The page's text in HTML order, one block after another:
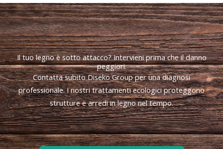
Il tuo legno è sotto attacco? Intervieni prima che il danno
peggiori.
Contatta subito Diseko Group per una diagnosi
professionale. I nostri trattamenti ecologici proteggono
strutture e arredi in legno nel tempo.